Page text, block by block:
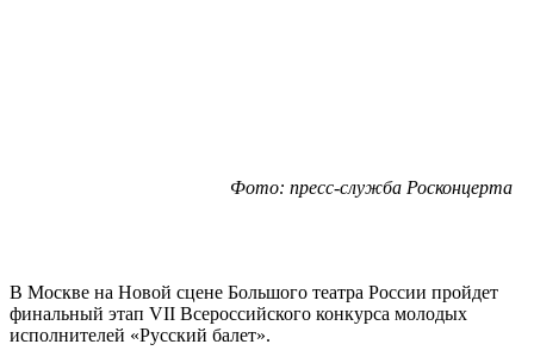
Фото: пресс-служба Росконцерта
В Москве на Новой сцене Большого театра России пройдет
финальный этап VII Всероссийского конкурса молодых
исполнителей «Русский балет».